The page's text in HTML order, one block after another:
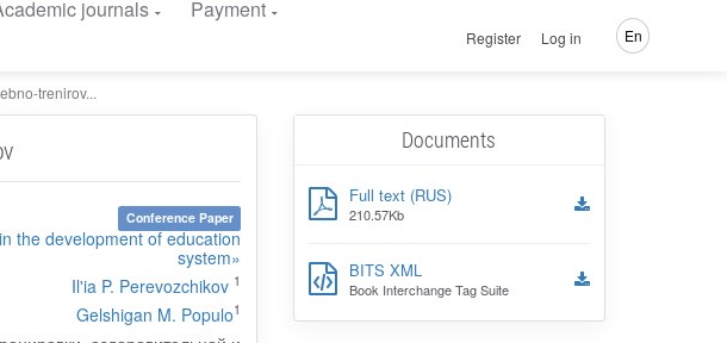
journals
Payment
Register Log in En
trenirov...
Conference Paper
the development of education
system»
Il'ia P. Perevozchikov 1
Gelshigan M. Populo1
Documents
Full text (RUS)
210.57Kb
BITS XML
Book Interchange Tag Suite